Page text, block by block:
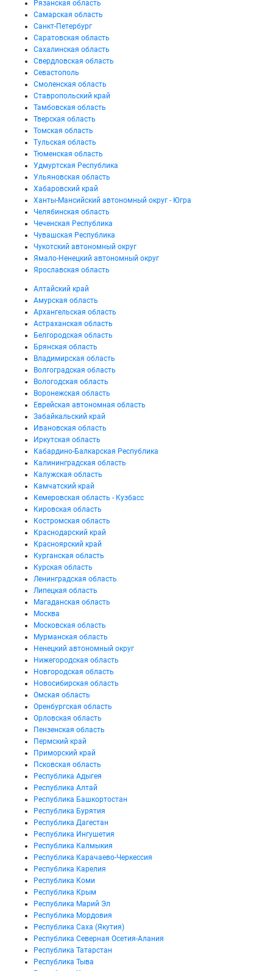
Рязанская область
Самарская область
Санкт-Петербург
Саратовская область
Сахалинская область
Свердловская область
Севастополь
Смоленская область
Ставропольский край
Тамбовская область
Тверская область
Томская область
Тульская область
Тюменская область
Удмуртская Республика
Ульяновская область
Хабаровский край
Ханты-Мансийский автономный округ - Югра
Челябинская область
Чеченская Республика
Чувашская Республика
Чукотский автономный округ
Ямало-Ненецкий автономный округ
Ярославская область
Алтайский край
Амурская область
Архангельская область
Астраханская область
Белгородская область
Брянская область
Владимирская область
Волгоградская область
Вологодская область
Воронежская область
Еврейская автономная область
Забайкальский край
Ивановская область
Иркутская область
Кабардино-Балкарская Республика
Калининградская область
Калужская область
Камчатский край
Кемеровская область - Кузбасс
Кировская область
Костромская область
Краснодарский край
Красноярский край
Курганская область
Курская область
Ленинградская область
Липецкая область
Магаданская область
Москва
Московская область
Мурманская область
Ненецкий автономный округ
Нижегородская область
Новгородская область
Новосибирская область
Омская область
Оренбургская область
Орловская область
Пензенская область
Пермский край
Приморский край
Псковская область
Республика Адыгея
Республика Алтай
Республика Башкортостан
Республика Бурятия
Республика Дагестан
Республика Ингушетия
Республика Калмыкия
Республика Карачаево-Черкессия
Республика Карелия
Республика Коми
Республика Крым
Республика Марий Эл
Республика Мордовия
Республика Саха (Якутия)
Республика Северная Осетия-Алания
Республика Татарстан
Республика Тыва